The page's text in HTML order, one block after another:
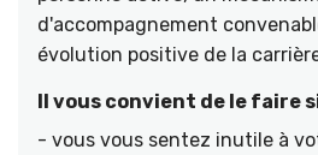
d'accompagnement
évolution positive de la
Il vous convient de le faire
- vous vous sentez inutile à